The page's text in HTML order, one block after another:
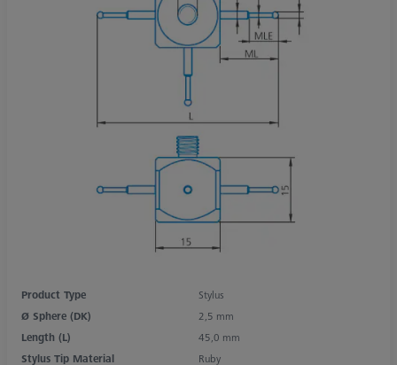
Product Type
Stylus
Ø Sphere (DK)
2,5 mm
Length (L)
45,0 mm
Stylus Tip Material
Ruby